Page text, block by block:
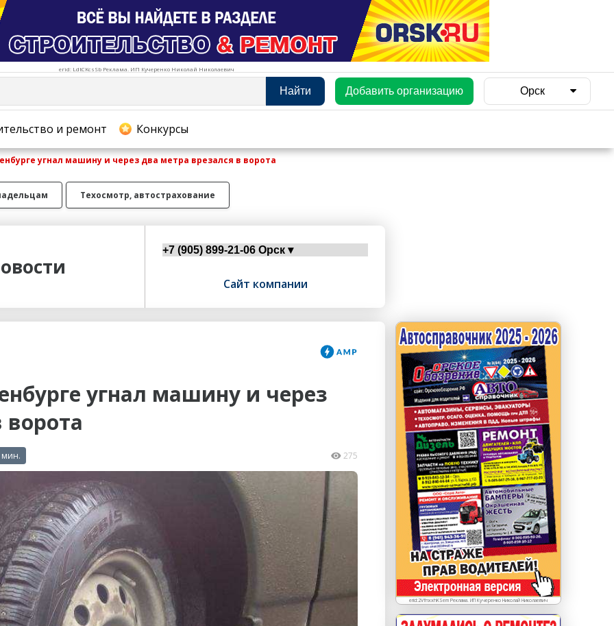
erid: LdtCKcsSb Реклама. ИП Кучеренко Николай Николаевич
Найти Добавить организацию Орск
и ремонт Конкурсы
erid: LdtCKJjWj Реклама. ИП Кучеренко Николай
Николаевич
угнал машину и через два метра врезался в ворота
Техосмотр, автострахование
Сайт компании
угнал машину и через
ворота
мин. 275
erid:2VfnxxhKSem Реклама. ИП Кучеренко Николай Николаевич